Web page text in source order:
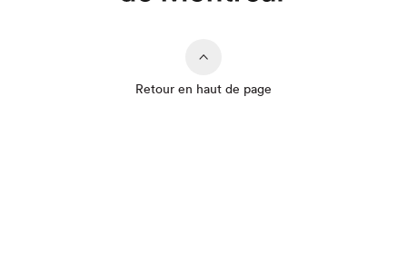
Que cherchez-vous?
Retour en haut de page